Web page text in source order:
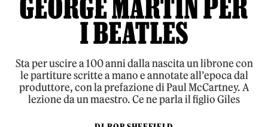
GEORGE MARTIN PER
I BEATLES
Sta per uscire a 100 anni dalla nascita un librone con
le partiture scritte a mano e annotate all’epoca dal
produttore, con la prefazione di Paul McCartney. A
lezione da un maestro. Ce ne parla il figlio Giles